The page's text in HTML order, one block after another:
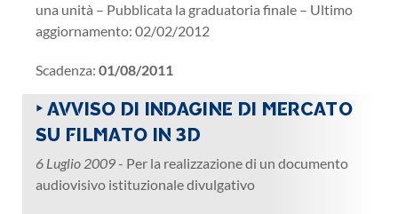
una unità – Pubblicata la graduatoria finale – Ultimo
aggiornamento: 02/02/2012
Scadenza: 01/08/2011
‣ AVVISO DI INDAGINE DI MERCATO
SU FILMATO IN 3D
6 Luglio 2009- Per la realizzazione di un documento
audiovisivo istituzionale divulgativo